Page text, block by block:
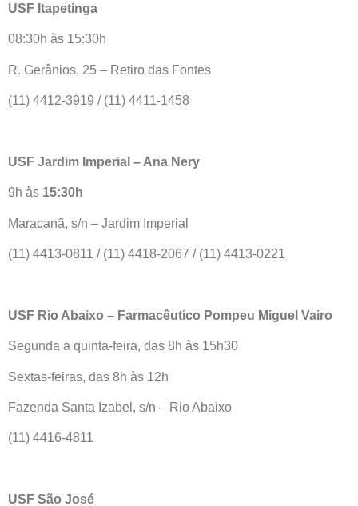
USF Itapetinga
08:30h às 15:30h
R. Gerânios, 25 – Retiro das Fontes
(11) 4412-3919 / (11) 4411-1458
USF Jardim Imperial – Ana Nery
9h às 15:30h
Maracanã, s/n – Jardim Imperial
(11) 4413-0811 / (11) 4418-2067 / (11) 4413-0221
USF Rio Abaixo – Farmacêutico Pompeu Miguel Vairo
Segunda a quinta-feira, das 8h às 15h30
Sextas-feiras, das 8h às 12h
Fazenda Santa Izabel, s/n – Rio Abaixo
(11) 4416-4811
USF São José